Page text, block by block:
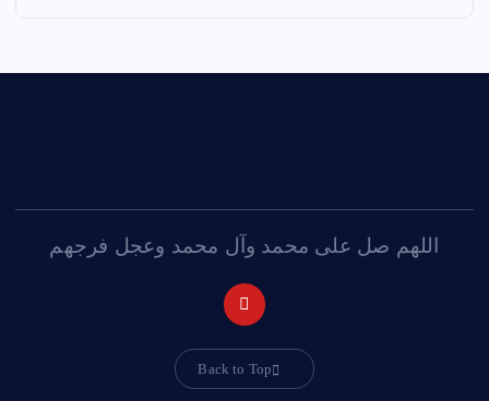
اللهم صل على محمد وآل محمد وعجل فرجهم
Back to Top